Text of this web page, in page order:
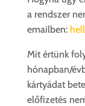
a rendszer
emailben:
Mit értünk
hónapban/
kártyádat
előfizetés